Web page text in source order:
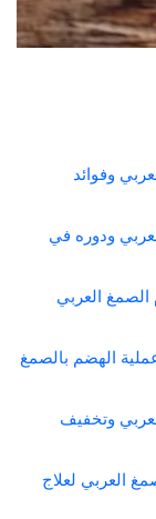
وفوائد
ودوره في
العربي
الهضم بالصمغ
وتخفيف
العربي لعلاج